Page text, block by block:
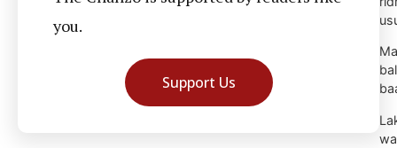
you.
Support Us